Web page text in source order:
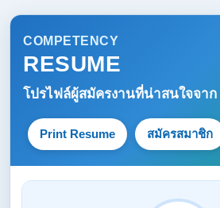
COMPETENCY
RESUME
โปรไฟล์ผู้สมัครงานที่น่าสนใจจาก
Print Resume สมัครสมาชิก